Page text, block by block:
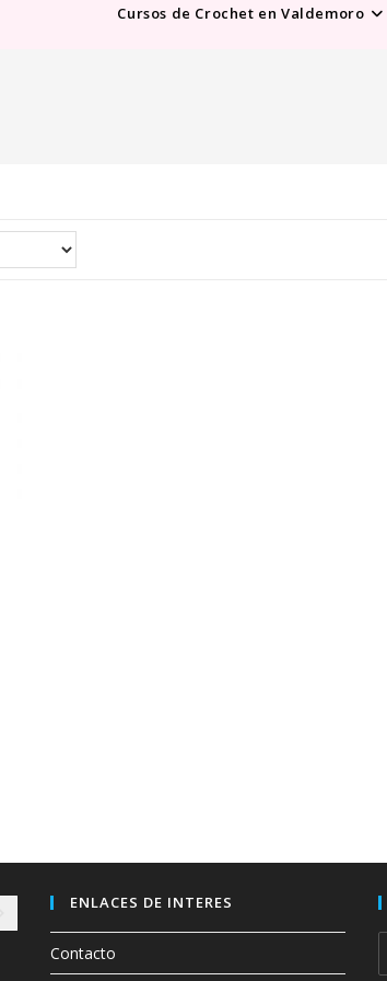
Cursos de Crochet en Valdemoro
ENLACES DE INTERES
Contacto